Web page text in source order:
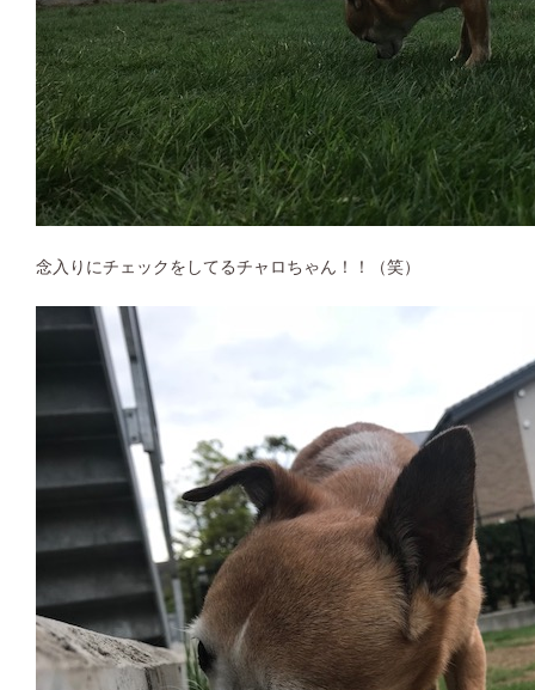
念入りにチェックをしてるチャロちゃん！！（笑）